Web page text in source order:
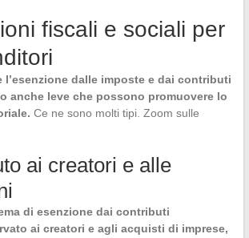
fiscali e sociali per
l’esenzione dalle imposte e dai contributi
anche leve che possono promuovere lo
Ce ne sono molti tipi. Zoom sulle
ai creatori e alle
di esenzione dai contributi
ai creatori e agli acquisti di imprese,